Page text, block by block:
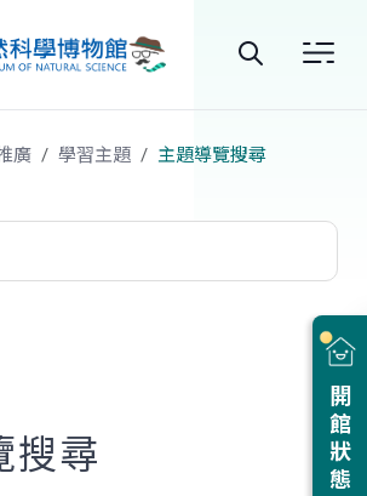
站
尋
開館狀態
廣 學習主題 主題導覽搜尋
搜尋